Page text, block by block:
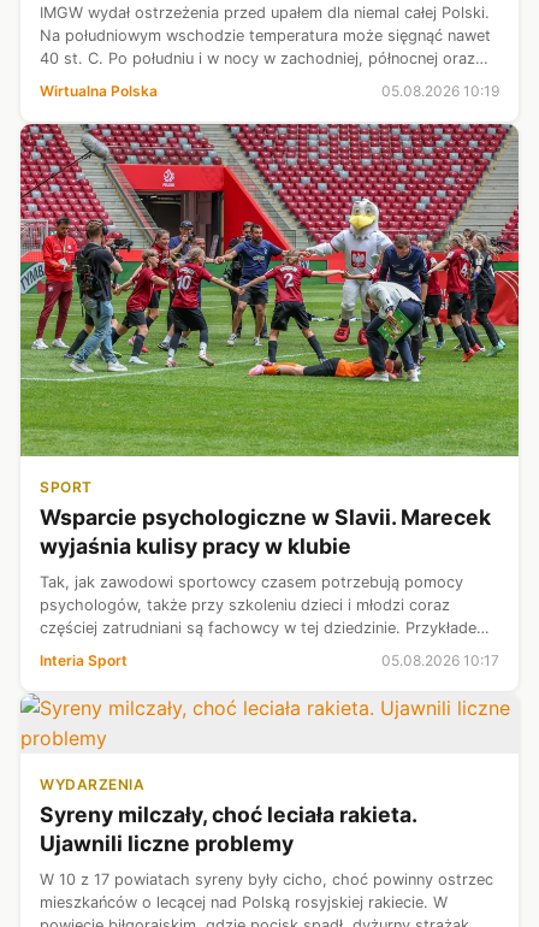
IMGW wydał ostrzeżenia przed upałem dla niemal całej Polski.
Na południowym wschodzie temperatura może sięgnąć nawet
40 st. C. Po południu i w nocy w zachodniej, północnej oraz
Wirtualna Polska 05.08.2026 10:19
SPORT
Wsparcie psychologiczne w Slavii. Marecek
wyjaśnia kulisy pracy w klubie
Tak, jak zawodowi sportowcy czasem potrzebują pomocy
psychologów, także przy szkoleniu dzieci i młodzi coraz
częściej zatrudniani są fachowcy w tej dziedzinie. Przykładem
jest Slavia - w tamtejszej akademii pracuje czterech
psychologów. - Przyglądają...
Interia Sport 05.08.2026 10:17
WYDARZENIA
Syreny milczały, choć leciała rakieta.
Ujawnili liczne problemy
W 10 z 17 powiatach syreny były cicho, choć powinny ostrzec
mieszkańców o lecącej nad Polską rosyjskiej rakiecie. W